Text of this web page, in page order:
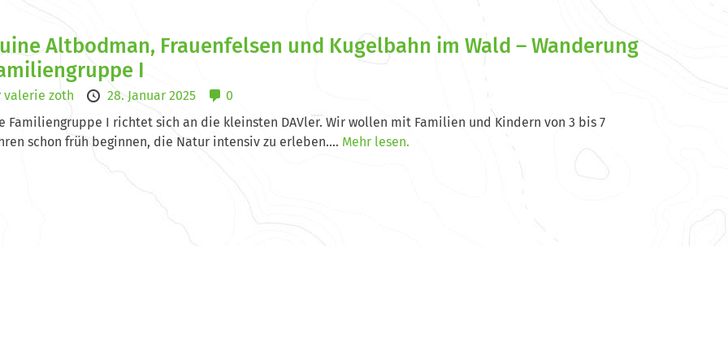
Altbodman, Frauenfelsen und Kugelbahn im Wald – Wanderung
I
valerie zoth 28. Januar 2025
0
Familiengruppe I richtet sich an die kleinsten DAVler. Wir wollen mit Familien und Kindern von 3 bis 7
schon früh beginnen, die Natur intensiv zu erleben.... Mehr lesen.